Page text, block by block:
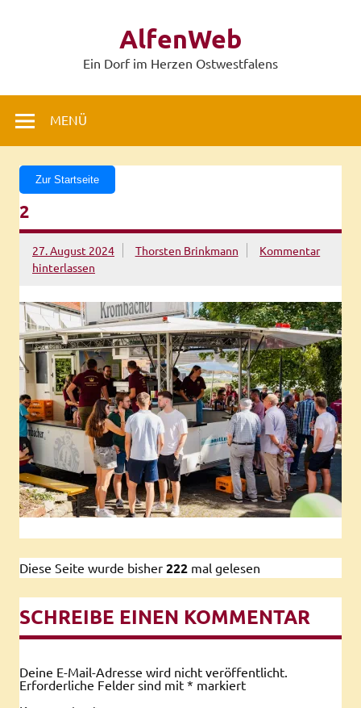
AlfenWeb
Ein Dorf im Herzen Ostwestfalens
MENÜ
Zur Startseite
2
27. August 2024 Thorsten Brinkmann
Kommentar
hinterlassen
Diese Seite wurde bisher 222 mal gelesen
SCHREIBE EINEN KOMMENTAR
Deine E-Mail-Adresse wird nicht veröffentlicht.
Erforderliche Felder sind mit * markiert